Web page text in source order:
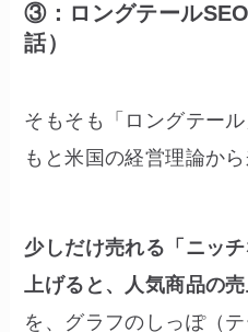
③：ロングテール
話）
そもそも「ロングテー
もと米国の経営理論か
少しだけ売れる「ニッ
上げると、人気商品の
を、グラフのしっぽ（